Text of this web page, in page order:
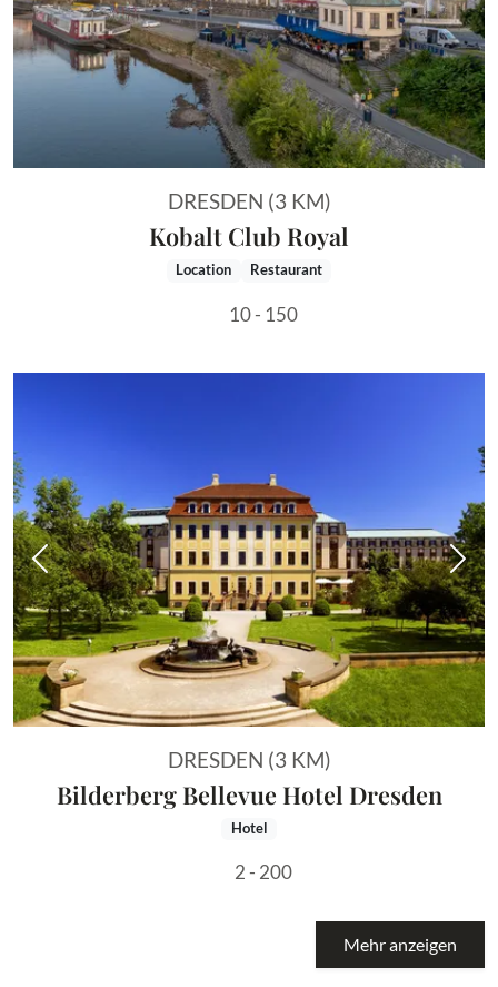
DRESDEN (3 KM)
Kobalt Club Royal
Location Restaurant
10 - 150
Vorheriges Bild
DRESDEN (3 KM)
Bilderberg Bellevue Hotel Dresden
Hotel
2 - 200
Mehr anzeigen